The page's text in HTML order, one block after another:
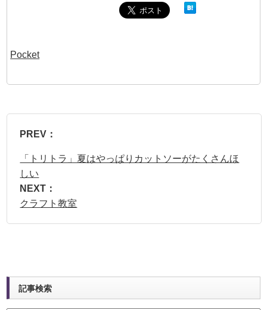
Pocket
PREV：
「トリトラ」夏はやっぱりカットソーがたくさんほ
しい
NEXT：
クラフト教室
記事検索